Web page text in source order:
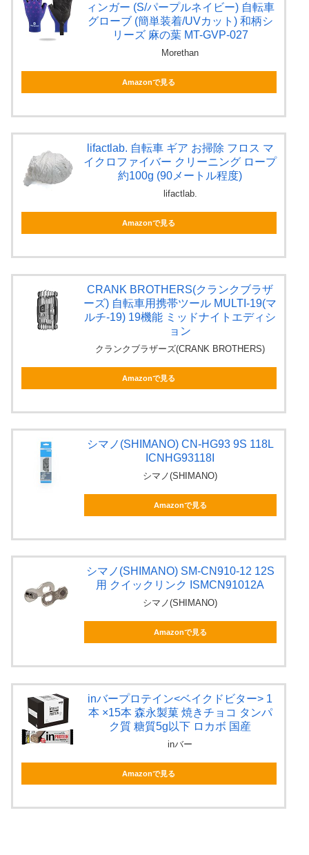
ィンガー (S/パープルネイビー) 自転車
グローブ (簡単装着/UVカット) 和柄シ
リーズ 麻の葉 MT-GVP-027
Morethan
Amazonで見る
lifactlab. 自転車 ギア お掃除 フロス マ
イクロファイバー クリーニング ロープ
約100g (90メートル程度)
lifactlab.
Amazonで見る
CRANK BROTHERS(クランクブラザ
ーズ) 自転車用携帯ツール MULTI-19(マ
ルチ-19) 19機能 ミッドナイトエディシ
ョン
クランクブラザーズ(CRANK BROTHERS)
Amazonで見る
シマノ(SHIMANO) CN-HG93 9S 118L
ICNHG93118I
シマノ(SHIMANO)
Amazonで見る
シマノ(SHIMANO) SM-CN910-12 12S
用 クイックリンク ISMCN91012A
シマノ(SHIMANO)
Amazonで見る
inバープロテイン<ベイクドビター> 1
本 ×15本 森永製菓 焼きチョコ タンパ
ク質 糖質5g以下 ロカボ 国産
inバー
Amazonで見る